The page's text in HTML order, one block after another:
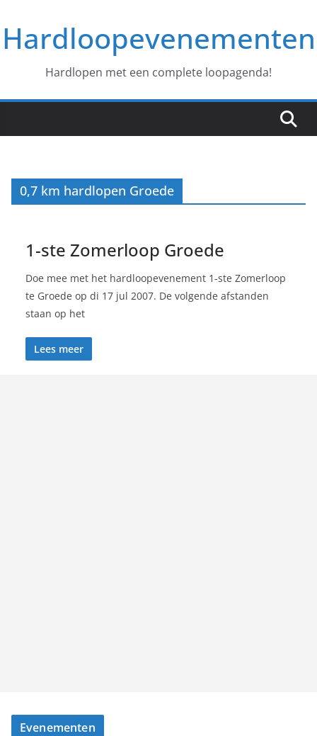
naar
deHardloopevenementen
Hardlopen met een complete loopagenda!
0,7 km hardlopen Groede
1-ste Zomerloop Groede
Doe mee met het hardloopevenement 1-ste Zomerloop
te Groede op di 17 jul 2007. De volgende afstanden
staan op het
Lees meer
Evenementen